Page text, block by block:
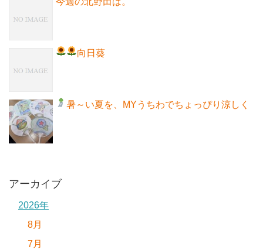
向日葵
暑～い夏を、MYうちわでちょっぴり涼しく
アーカイブ
2026年
8月
7月